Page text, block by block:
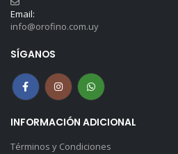
Email:
info@orofino.com.uy
SÍGANOS
INFORMACIÓN ADICIONAL
Términos y Condiciones